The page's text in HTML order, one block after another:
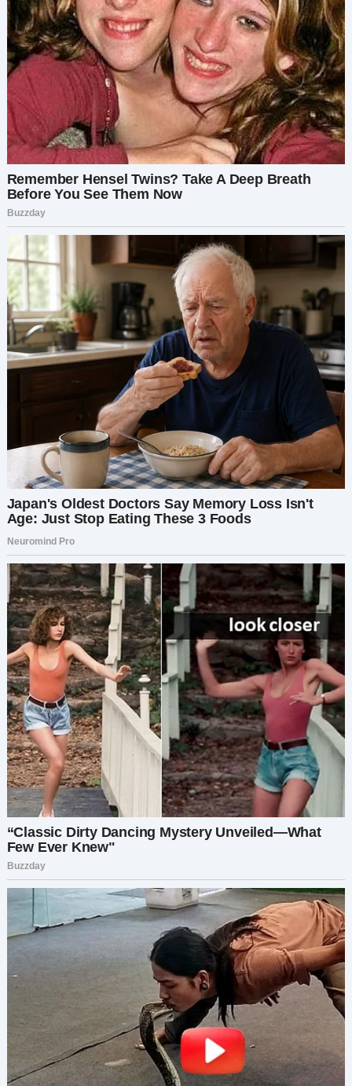
Этой ночью я почти не сомкнула глаз. В голове
снова и снова крутились наши разговоры о
деньгах, его обещания, его отговорки. Я всегда
верила, что мы заодно. Теперь я не была так
уверена.
На следующее утро я решила проверить наши
счета. У нас с Игорем были отдельные финансы
— раньше я думала, что это разумно. Но когда я
пролистала его транзакции, у меня скрутило
желудок.
Он вовсе не испытывал никаких трудностей.
Ужины с друзьями. Новенькие гаджеты.
Выходные на даче с друзьями, о которых я
ничего не знала.
Он не переживал о деньгах — потому что ему не
за что было переживать.
Тонула всё это время только я.
Вечером я подошла к нему.
— Игорь, я видела твои расходы.
Он побледнел:
— Ты проверяла мой счёт?
Я только фыркнула:
— Вот о чём ты волнуешься? Не о том, что ты
позволял мне думать, будто мы едва сводим
концы с концами, пока сам развлекался?
Он провёл рукой по волосам:
— Это не так. Я просто… Я думал, ты
справляешься. А маме действительно нужны
были деньги.
Я смотрела на него в полном недоумении:
— Ей нужны были деньги? Или тебе просто
хотелось сохранить свой беззаботный образ
жизни за мой счёт?
Его молчание сказало больше любых слов.
В ту же ночь я собрала чемодан. Я не знала, куда
идти, но знала, что оставаться больше нельзя.
Я оказалась у своей подруги Клары. Она
увидела меня на пороге и сразу обняла:
— Рассказывай всё.
И я рассказала. Как я истощала себя ради нас,
как доверяла Игорю, как ставила нашу